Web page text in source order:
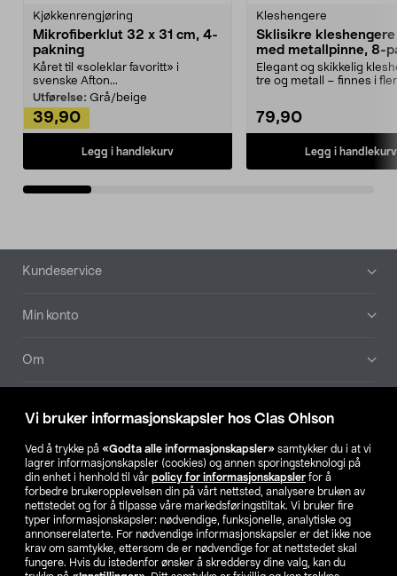
Vi bruker informasjonskapsler hos Clas Ohlson
Ved å trykke på «Godta alle informasjonskapsler» samtykker du i at vi
lagrer informasjonskapsler (cookies) og annen sporingsteknologi på
din enhet i henhold til vår policy for informasjonskapsler for å
forbedre brukeropplevelsen din på vårt nettsted, analysere bruken av
nettstedet og for å tilpasse våre markedsføringstiltak. Vi bruker fire
typer informasjonskapsler: nødvendige, funksjonelle, analytiske og
annonserelaterte. For nødvendige informasjonskapsler er det ikke noe
krav om samtykke, ettersom de er nødvendige for at nettstedet skal
fungere. Hvis du istedenfor ønsker å skreddersy dine valg, kan du
Kjøkkenrengjøring
Mikrofiberklut 32 x 31 cm, 4-
pakning
Kåret til «soleklar favoritt» i
svenske Afton...
Utførelse: Grå/beige
39,90
Legg i handlekurv
Kleshengere
Sklisikre
med metallpinne, 8-
Elegant og skikkelig
tre og metall – finnes i
79,90
Legg i handlekurv
Bunntekst
Kundeservice
Min konto
Om
Våre selskaper
Finn din butikk
SE NO FI